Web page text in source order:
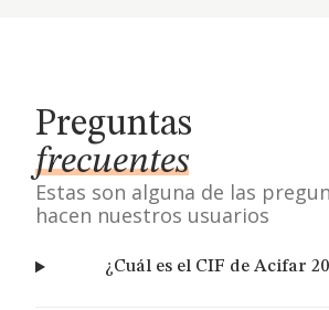
Preguntas
frecuentes
Estas son alguna de las
hacen nuestros usuarios
¿Cuál es el CIF de Acifar